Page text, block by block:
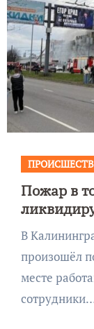
Пожар в
В Калининграде на Московском проспекте
произошёл
месте